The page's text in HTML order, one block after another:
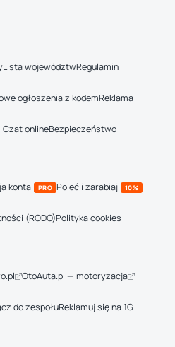
Lista województwRegulamin
ogłoszenia z kodemReklama
Czat onlineBezpieczeństwo
konta PRO Poleć i zarabiaj 10%
(RODO)Polityka cookies
OtoAuta.pl — motoryzacja
do zespołuReklamuj się na 1G